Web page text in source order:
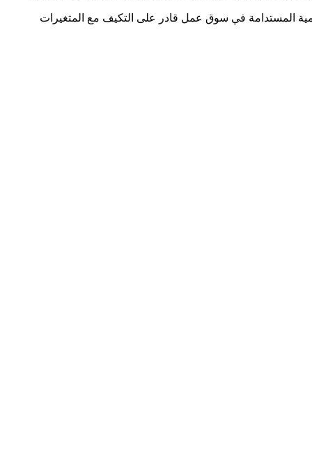
المستدامة في سوق عمل قادر على التكيف مع المتغيرات